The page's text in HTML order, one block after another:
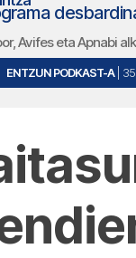
Avifes eta Apnabi
ENTZUN PODKAST-A |